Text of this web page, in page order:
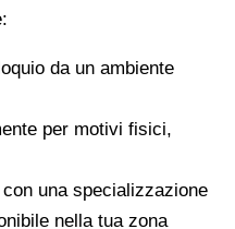
da un ambiente
per motivi fisici,
una specializzazione
nella tua zona